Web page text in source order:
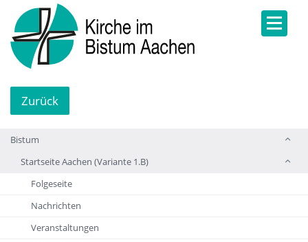
Zurück
Bistum
Startseite Aachen (Variante 1.B)
Folgeseite
Nachrichten
Veranstaltungen